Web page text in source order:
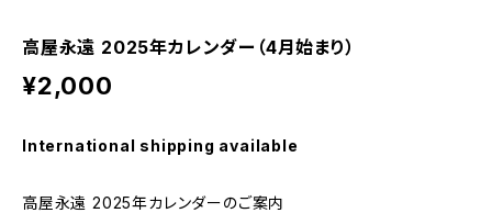
高屋永遠 2025年カレンダー（4月始まり）
¥2,000
International shipping available
高屋永遠 2025年カレンダーのご案内